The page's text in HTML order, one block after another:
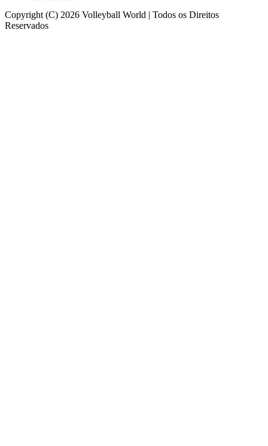
Copyright (C) 2026 Volleyball World | Todos os Direitos
Reservados